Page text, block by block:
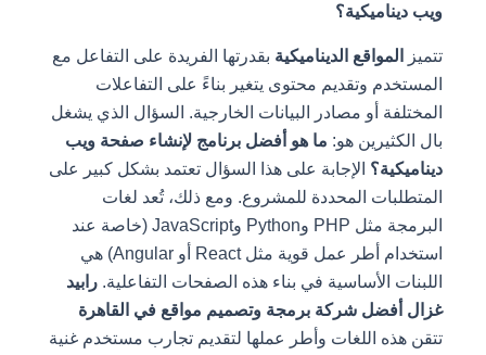
ويب ديناميكية؟
تتميزالمواقع الديناميكيةبقدرتها الفريدة على التفاعل مع
المستخدم وتقديم محتوى يتغير بناءً على التفاعلات
المختلفة أو مصادر البيانات الخارجية. السؤال الذي يشغل
بال الكثيرين هو:ما هو أفضل برنامج لإنشاء صفحة ويب
ديناميكية؟الإجابة على هذا السؤال تعتمد بشكل كبير على
المتطلبات المحددة للمشروع. ومع ذلك، تُعد لغات
البرمجة مثل PHP وPython وJavaScript (خاصة عند
استخدام أطر عمل قوية مثل React أو Angular) هي
اللبنات الأساسية في بناء هذه الصفحات التفاعلية.رابيد
غزال أفضل شركة برمجة وتصميم مواقع في القاهرة
تتقن هذه اللغات وأطر عملها لتقديم تجارب مستخدم غنية